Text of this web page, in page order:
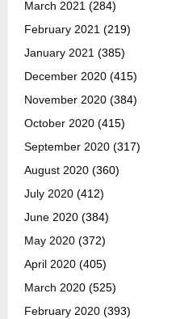
March 2021 (284)
February 2021 (219)
January 2021 (385)
December 2020 (415)
November 2020 (384)
October 2020 (415)
September 2020 (317)
August 2020 (360)
July 2020 (412)
June 2020 (384)
May 2020 (372)
April 2020 (405)
March 2020 (525)
February 2020 (393)